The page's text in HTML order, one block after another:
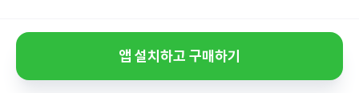
앱 설치하고 구매하기